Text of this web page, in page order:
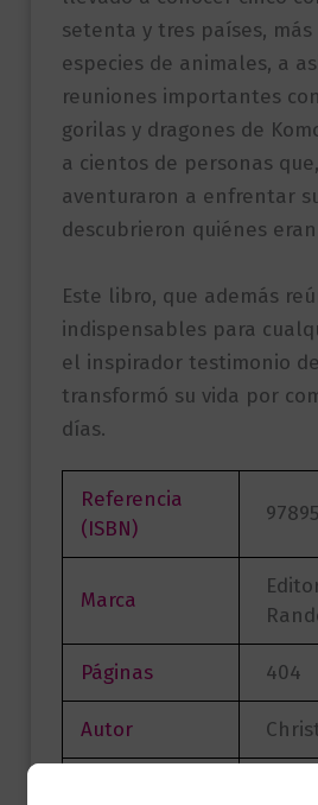
setenta y tres países, más
especies de animales, a
reuniones importantes
gorilas y dragones de
a cientos de personas
aventuraron a enfrentar
descubrieron quiénes
Este libro, que además
indispensables para
el inspirador testimonio
transformó su vida por
días.
Referencia
(ISBN)
Marca
Páginas 404
Autor